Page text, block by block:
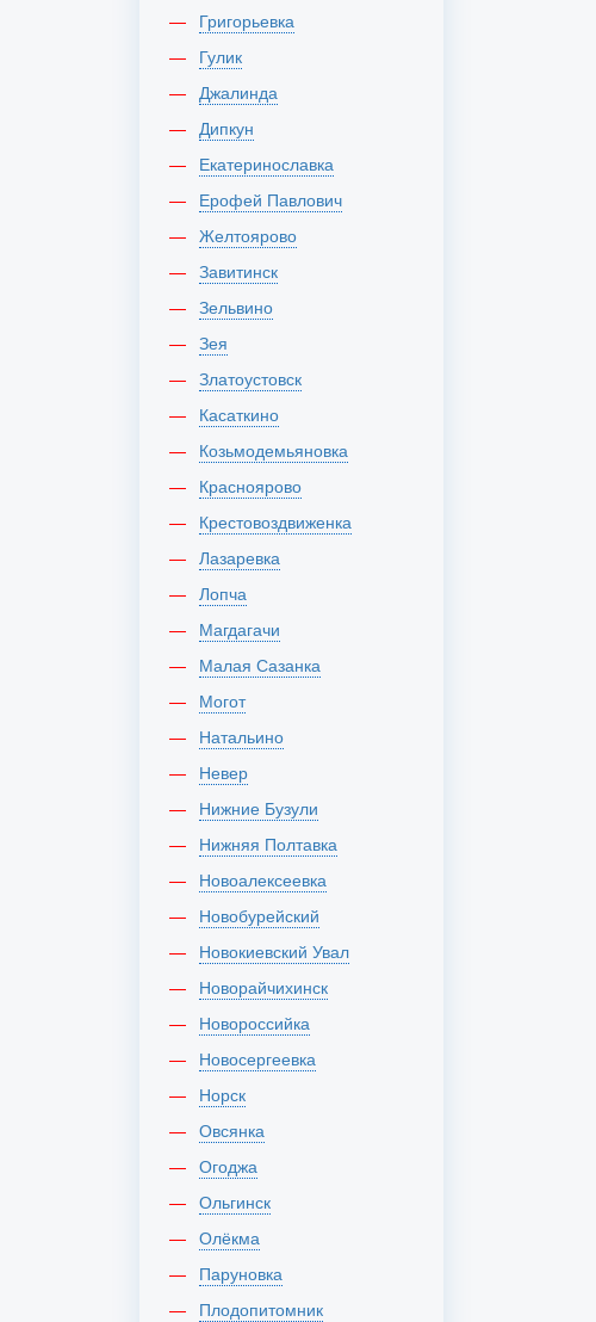
Григорьевка
Гулик
Джалинда
Дипкун
Екатеринославка
Ерофей Павлович
Желтоярово
Завитинск
Зельвино
Зея
Златоустовск
Касаткино
Козьмодемьяновка
Красноярово
Крестовоздвиженка
Лазаревка
Лопча
Магдагачи
Малая Сазанка
Могот
Натальино
Невер
Нижние Бузули
Нижняя Полтавка
Новоалексеевка
Новобурейский
Новокиевский Увал
Новорайчихинск
Новороссийка
Новосергеевка
Норск
Овсянка
Огоджа
Ольгинск
Олёкма
Паруновка
Плодопитомник